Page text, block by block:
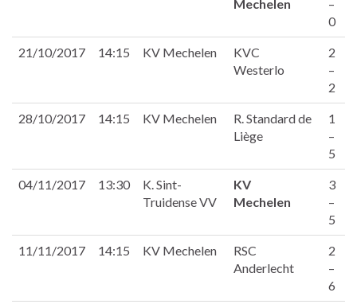
Mechelen
–
0
21/10/2017 14:15 KV Mechelen
KVC
Westerlo
2
–
2
28/10/2017 14:15 KV Mechelen
R. Standard de
Liège
1
–
5
04/11/2017 13:30
K. Sint-
Truidense VV
KV
Mechelen
3
–
5
11/11/2017 14:15 KV Mechelen
RSC
Anderlecht
2
–
6